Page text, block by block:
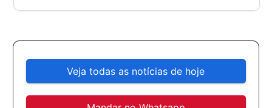
Veja todas as notícias de hoje